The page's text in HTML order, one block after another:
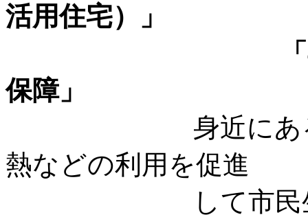
活用住宅）」
「再エネによ
保障」
身近にある未利
熱などの利用を促進
して市民生活の